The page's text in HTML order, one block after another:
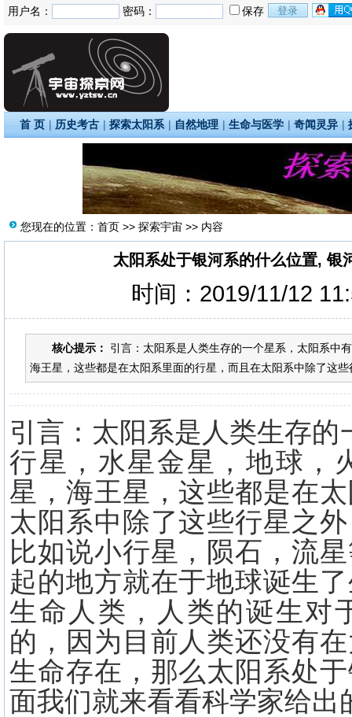
用户名： 密码： 保存
首 页 | 历史考古 | 探索太阳系 | 自然地理 | 生命与医学 | 奇闻灵异 |
您现在的位置： 首页 >> 探索宇宙 >> 内容
太阳系处于银河系的什么位置, 银
时间：2019/11/12
核心提示：
引言：太阳系是人类生存的一个星系，太阳系中
海王星，这些都是在太阳系里面的行星，而且在太阳系中除了这
引言：太阳系是人类生存
行星，水星金星，地球，
星，海王星，这些都是在
太阳系中除了这些行星之
比如说小行星，陨石，流
起的地方就在于地球诞生
生命人类，人类的诞生对
的，因为目前人类还没有
生命存在，那么太阳系处
面我们就来看看科学家给出